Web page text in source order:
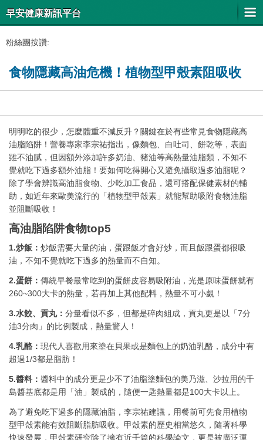
早安健康新訊平台
粉絲團按讚:
食物隱藏高油危機！植物型甲殼素阻吸收
明明吃的很少，怎麼體重不減反升？關鍵在於有些常見食物隱藏高
油脂陷阱！營養專家李宗祐指出，像麵包、白吐司、餅乾等，表面
雖不油膩，但因額外添加許多奶油、豬油等高熱量油脂類，不知不
覺就吃下過多額外油脂！要如何吃得開心又避免攝取過多油脂呢？
除了學會辨識高油脂食物、少吃加工食品，還可搭配保健素材的輔
助，如近年來歐美流行的「植物型甲殼素」就能幫助吸附食物油脂
並阻斷吸收！
高油脂陷阱食物top5
1.炒飯： 炒飯需要大量的油，蛋跟飯才會好炒，而且飯跟蛋都很吸
油，不知不覺就吃下過多的熱量而不自知。
2.蛋餅： 傳統早餐最常吃到的蛋餅皮容易吸附油，光是原味蛋餅就有
260~300大卡的熱量，若再加上其他配料，熱量不可小覷！
3.水餃、貢丸： 分量看似不多，但都是碎肉組成，貢丸更是以「7分
油3分肉」的比例製成，熱量驚人！
4.乳酪： 現代人喜歡用來塗在貝果或是麵包上的奶油乳酪，成分中有
超過1/3都是脂肪！
5.醬料： 醬料中的成分更是少不了油脂塗麵包的美乃滋、沙拉用的千
島醬基底都是用「油」製成的，隨便一匙熱量都是100大卡以上。
為了避免吃下過多的隱藏油脂，李宗祐建議，用餐前可先食用植物
型甲殼素能有效阻斷脂肪吸收。甲殼素的歷史相當悠久，隨著科學
快速發展，甲殼素研究除了擁有近千篇的科學論文，更是被廣泛運